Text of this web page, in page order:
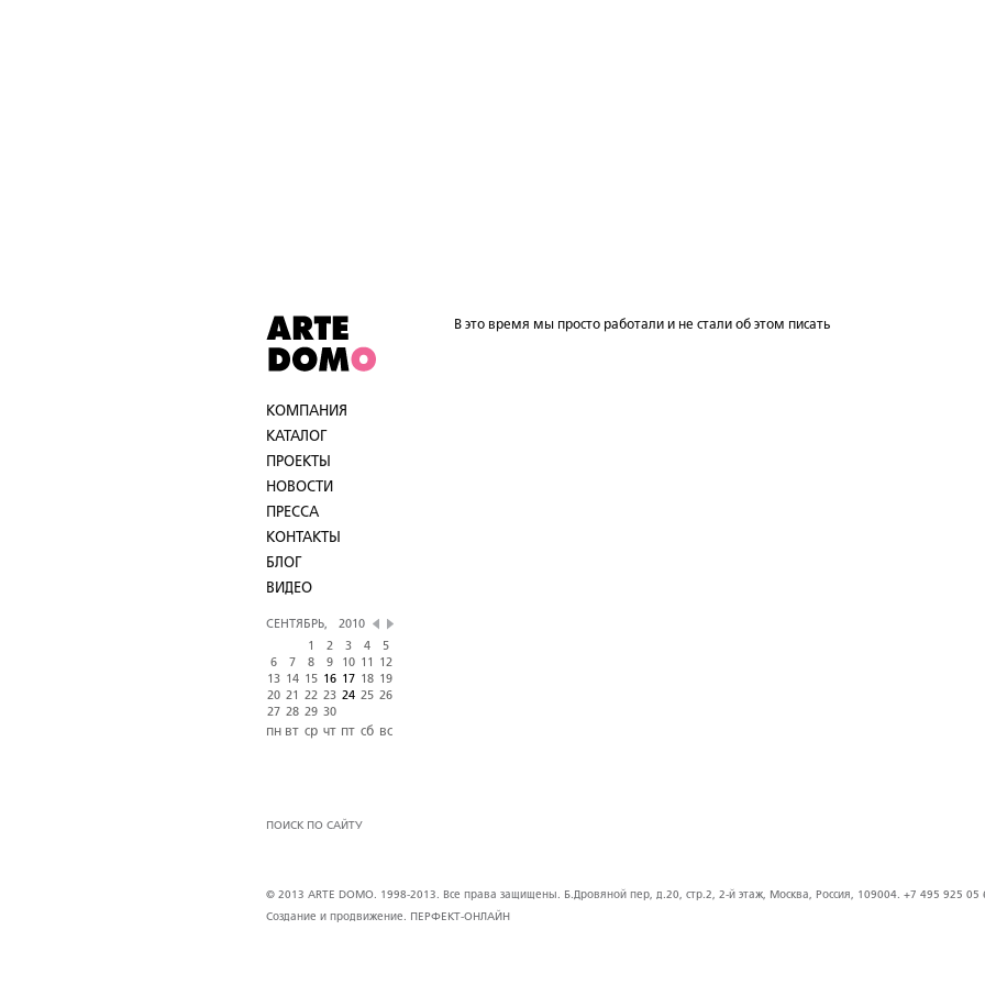
КОМПАНИЯ
КАТАЛОГ
ПРОЕКТЫ
НОВОСТИ
ПРЕССА
КОНТАКТЫ
БЛОГ
ВИДЕО
СЕНТЯБРЬ,
2010
1
2 3 4
5
6
7 8 9 10 11
12
13 14 15 16 17 18
19
20 21 22 23 24 25 26
27 28 29 30
пн вт ср чт пт сб вс
ПОИСК ПО САЙТУ
В это время мы просто работали и не стали об этом писать
© 2013 ARTE DOMO. 1998-2013. Все права защищены. Б.Дровяной пер, д.20, стр.2, 2-й этаж, Москва, Россия, 109004. +7 495 925 05
Создание и продвижение. ПЕРФЕКТ-ОНЛАЙН